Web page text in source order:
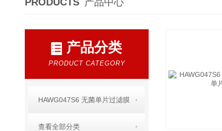
产品分类
PRODUCT CATEGORY
HAWG047S6 无菌单片过滤膜
查看全部分类